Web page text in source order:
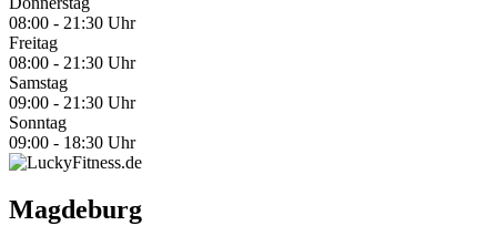
08:00 - 21:30 Uhr
Freitag
08:00 - 21:30 Uhr
Samstag
09:00 - 21:30 Uhr
Sonntag
09:00 - 18:30 Uhr
Magdeburg